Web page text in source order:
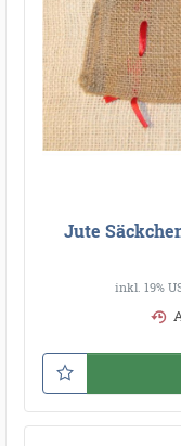
Jute
inkl. 19%